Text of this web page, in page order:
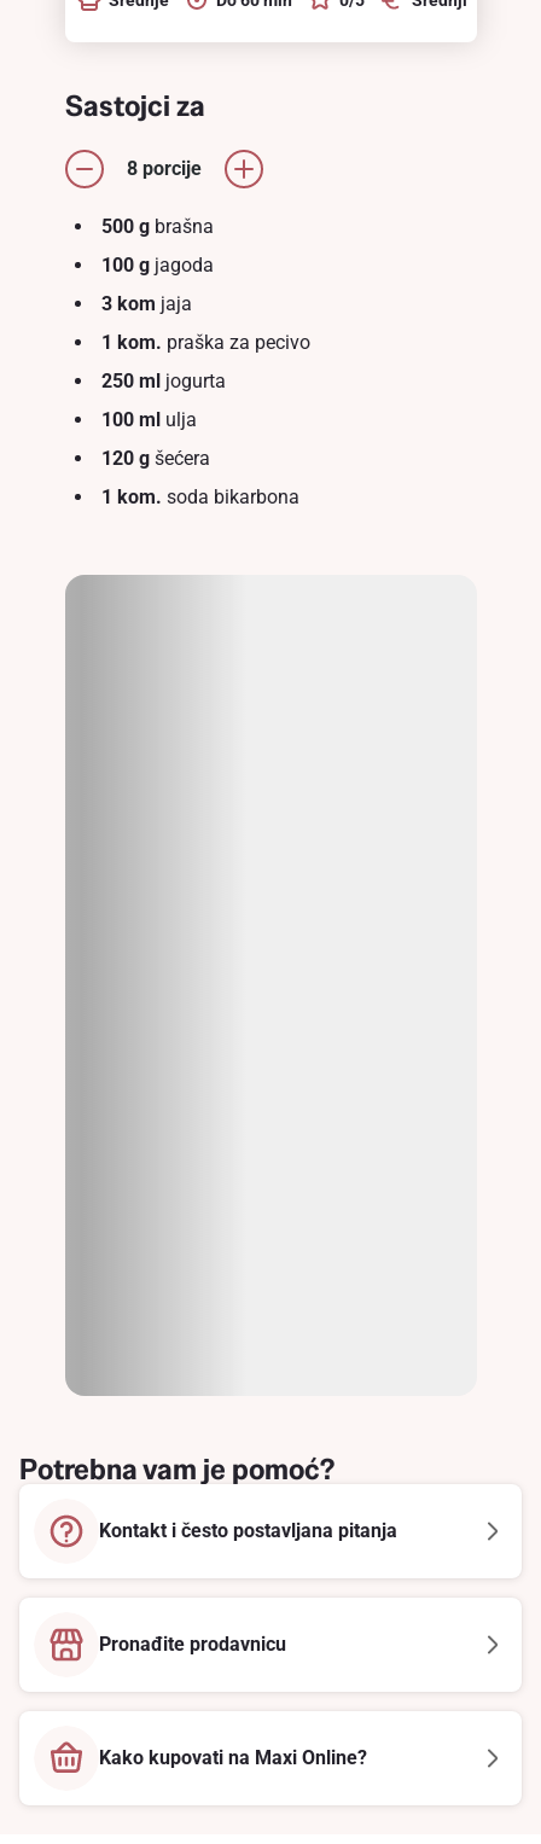
Sastojci za
8 porcije
500 gbrašna
100 gjagoda
3 kom jaja
1 kom. praška za pecivo
250 mljogurta
100 mlulja
120 gšećera
1 kom. soda bikarbona
Potrebna vam je pomoć?
Kontakt i često postavljana pitanja
Pronađite prodavnicu
Kako kupovati na Maxi Online?